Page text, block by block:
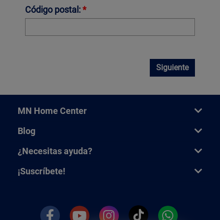
Código postal:*
Siguiente
MN Home Center
Blog
¿Necesitas ayuda?
¡Suscríbete!